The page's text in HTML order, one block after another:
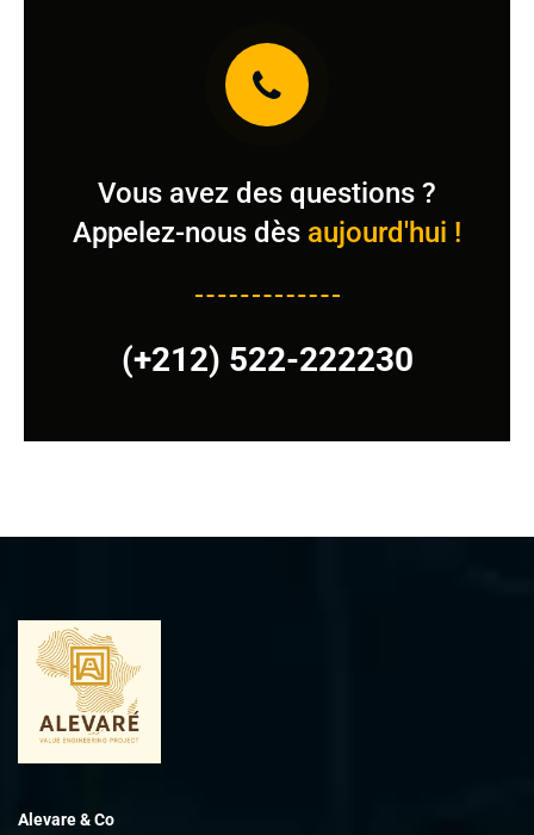
Vous avez des questions ?
Appelez-nous dès aujourd'hui !
(+212) 522-222230
Alevare & Co